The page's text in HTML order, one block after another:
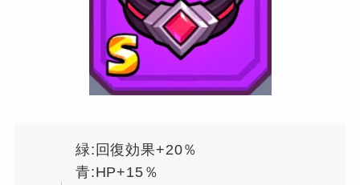
緑:回復効果+20％
青:HP+15％